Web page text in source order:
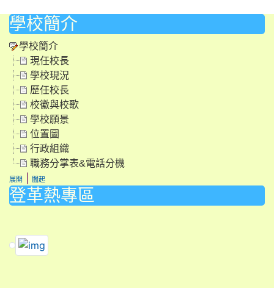
學校簡介
學校簡介
現任校長
學校現況
歷任校長
校徽與校歌
學校願景
位置圖
行政組織
職務分掌表&電話分機
展開 闔起
登革熱專區
link to https://dengue.tn.edu.tw/Decree.html \